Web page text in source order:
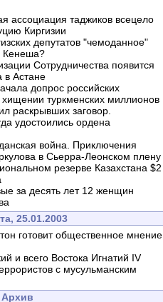
ассоциация таджиков всецело
Киргизии
депутатов "чемоданное"
Кенеша?
Сотрудничества появится
в Астане
допрос российских
туркменских миллионов
раскрывших заговор.
удостоились ордена
война. Приключения
в Сьерра-Леонском плену
резерве Казахстана $2
за десять лет 12 женщин
25.01.2003
готовит общественное мнение
и всего Востока Игнатий IV
с мусульманским
Архив